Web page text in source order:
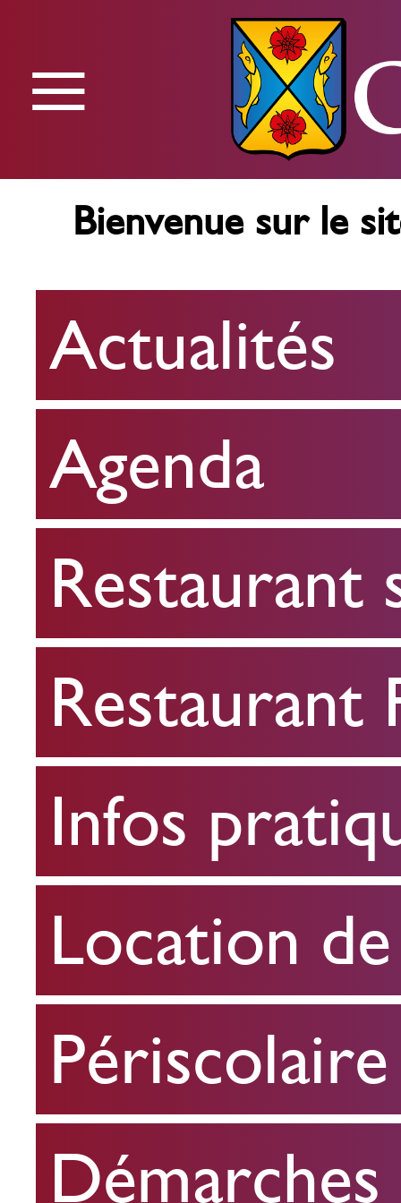
Menu
Actualités
Agenda
Restaurant
scolaire
Restaurant
FPA
Infos
pratiques
Location
de
salle
Périscolaire
≡
Bienvenue sur le
Actualités
Agenda
Restaurant
Restaurant
Infos
Location
Périscolaire